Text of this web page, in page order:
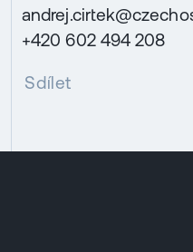
+420 602 494 208
Sdílet